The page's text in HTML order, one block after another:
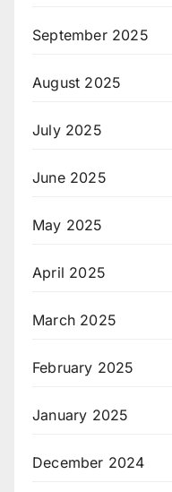
September 2025
August 2025
July 2025
June 2025
May 2025
April 2025
March 2025
February 2025
January 2025
December 2024